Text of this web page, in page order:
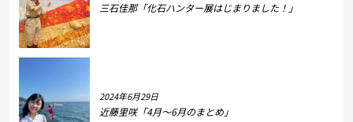
三石佳那「化石ハンター展はじまりました！」
2024年6月29日
近藤里咲「4月～6月のまとめ」